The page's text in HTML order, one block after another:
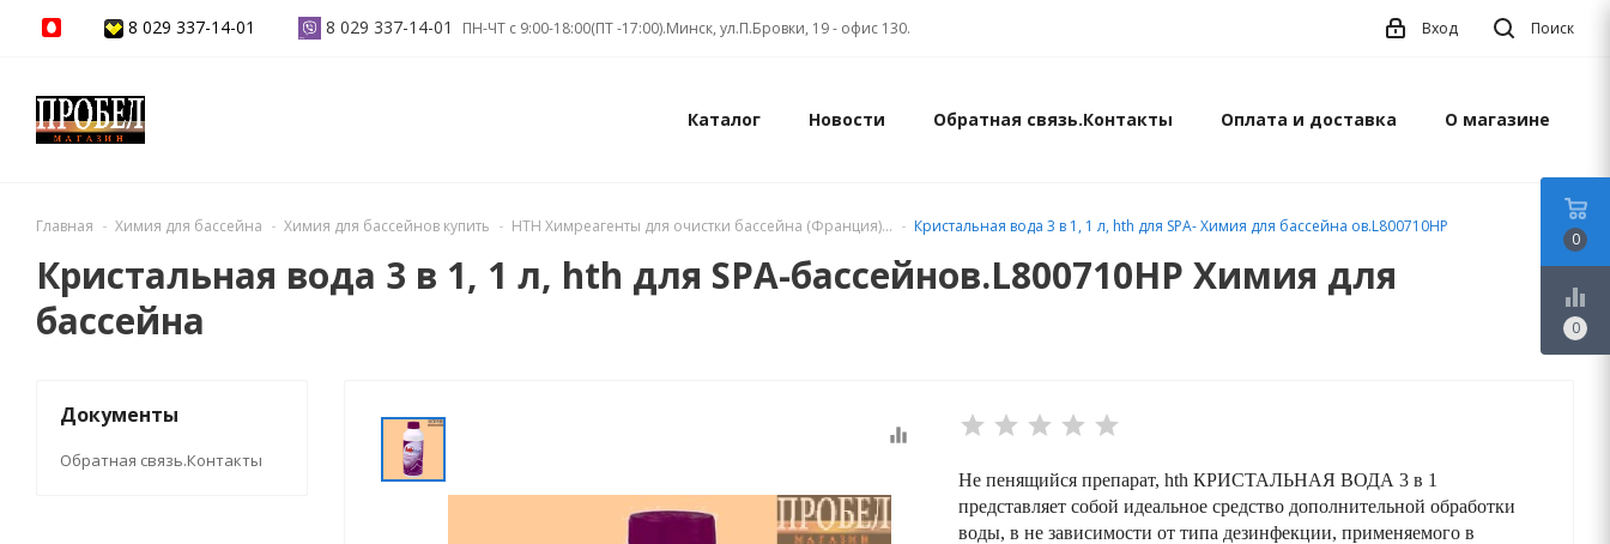
8 029 337-14-01 8 029 337-14-01 ПН-ЧТ с 9:00-18:00(ПТ -17:00).Минск, ул.П.Бровки, 19 - офис 130. Вход Поиск
Каталог Новости Обратная связь.Контакты Оплата и доставка О магазине
0
equalizer
0
Главная Химия для бассейна Химия для бассейнов купить HTH Химреагенты для очистки бассейна (Франция)... Кристальная вода 3 в 1, 1 л, hth для SPA- Химия для бассейна ов.L800710HP
Кристальная вода 3 в 1, 1 л, hth для SPA-бассейнов.L800710HP Химия для
бассейна
Документы
Обратная связь.Контакты
equalizer
Не пенящийся препарат, hth КРИСТАЛЬНАЯ ВОДА 3 в 1
представляет собой идеальное средство дополнительной обработки
воды, в не зависимости от типа дезинфекции, применяемого в